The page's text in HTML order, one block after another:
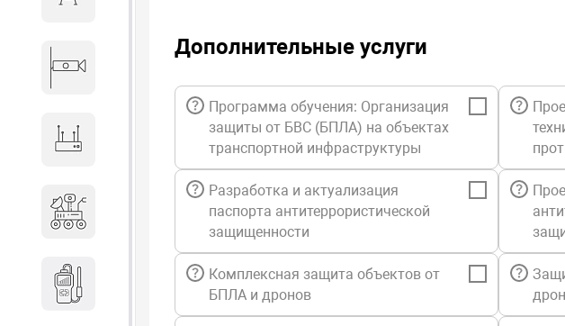
Сетевое оборудование
Антитеррористическое
Дозиметрическое
Дополнительные услуги
Программа обучения: Организация
защиты от БВС (БПЛА) на объектах
транспортной инфраструктуры
Разработка и актуализация
паспорта антитеррористической
защищенности
Комплексная защита объектов от
БПЛА и дронов